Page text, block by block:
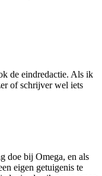
de eindredactie. Als ik
of schrijver wel iets
doe bij Omega, en als
eigen getuigenis te